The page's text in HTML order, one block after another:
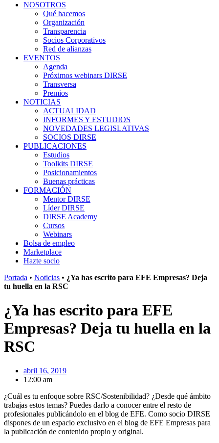
NOSOTROS
Qué hacemos
Organización
Transparencia
Socios Corporativos
Red de alianzas
EVENTOS
Agenda
Próximos webinars DIRSE
Transversa
Premios
NOTICIAS
ACTUALIDAD
INFORMES Y ESTUDIOS
NOVEDADES LEGISLATIVAS
SOCIOS DIRSE
PUBLICACIONES
Estudios
Toolkits DIRSE
Posicionamientos
Buenas prácticas
FORMACIÓN
Mentor DIRSE
Líder DIRSE
DIRSE Academy
Cursos
Webinars
Bolsa de empleo
Marketplace
Hazte socio
Portada • Noticias • ¿Ya has escrito para EFE Empresas? Deja
tu huella en la RSC
¿Ya has escrito para EFE
Empresas? Deja tu huella en la
RSC
abril 16, 2019
12:00 am
¿Cuál es tu enfoque sobre RSC/Sostenibilidad? ¿Desde qué ámbito
trabajas estos temas? Puedes darlo a conocer entre el resto de
profesionales publicándolo en el blog de EFE. Como socio DIRSE
dispones de un espacio exclusivo en el blog de EFE Empresas para
la publicación de contenido propio y original.